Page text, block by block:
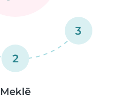
2
3
Meklē